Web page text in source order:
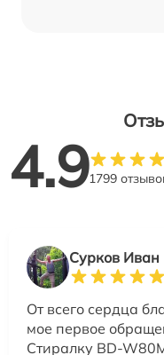
4.91799
Сурков Иван
От всего сердца
мое первое
Стиралку BD-